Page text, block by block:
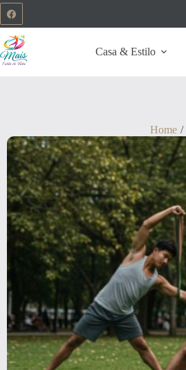
Casa & Estilo
Home /